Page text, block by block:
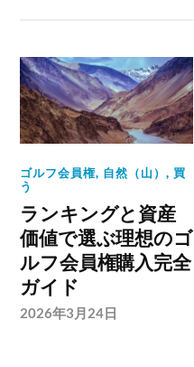
ゴルフ会員権, 自然（山）, 買
う
ランキングと資産
価値で選ぶ理想のゴ
ルフ会員権購入完全
ガイド
2026年3月24日